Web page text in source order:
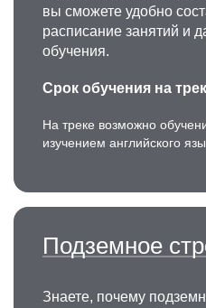
вы сможете удобно
расписание занятий и
обучения.
Срок обучения на
На треке возможно
изучением английского
Подземное
Знаете, почему